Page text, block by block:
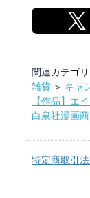
関連カテゴリ
雑貨 ＞ キャ
【作品】エ
白泉社漫画
特定商取引